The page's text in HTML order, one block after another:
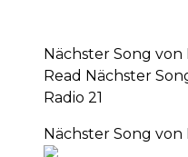
Nächster Song von
Read Nächster
Radio 21
Nächster Song von